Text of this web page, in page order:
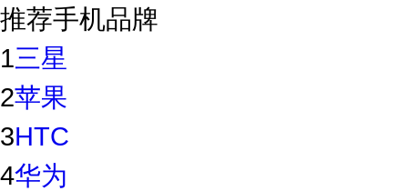
推荐手机品牌
1三星
2苹果
3HTC
4华为